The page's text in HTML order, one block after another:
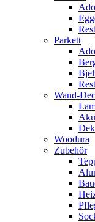
Parkett
Wand-
Woodura
Zubehör